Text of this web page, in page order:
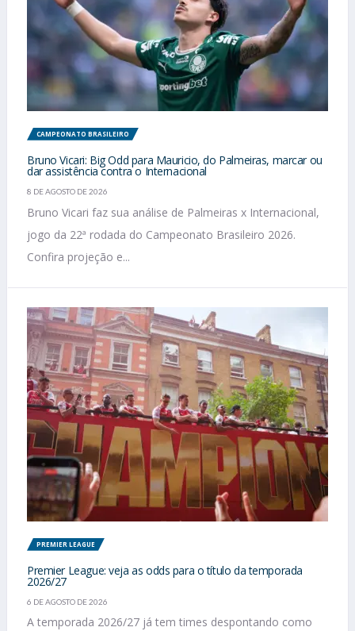
CAMPEONATO BRASILEIRO
Bruno Vicari: Big Odd para Mauricio, do Palmeiras, marcar ou
dar assistência contra o Internacional
8 DE AGOSTO DE 2026
Bruno Vicari faz sua análise de Palmeiras x Internacional,
jogo da 22ª rodada do Campeonato Brasileiro 2026.
Confira projeção e...
PREMIER LEAGUE
Premier League: veja as odds para o título da temporada
2026/27
6 DE AGOSTO DE 2026
A temporada 2026/27 já tem times despontando como